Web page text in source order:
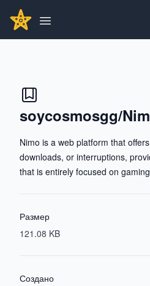
GITHUBSTAR
Open main menu
soycosmosgg/
Nimo is a web platform that
downloads, or interruptions,
that is entirely focused on
Размер
121.08 KB
Создано